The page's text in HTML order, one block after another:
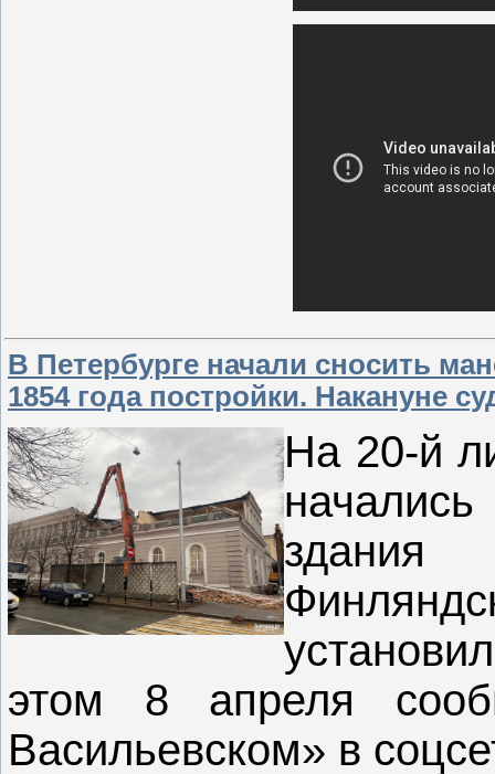
В Петербурге начали сносить
1854 года постройки. Накануне
На 20-й
здания
этом 8 апреля
Васильевском» в